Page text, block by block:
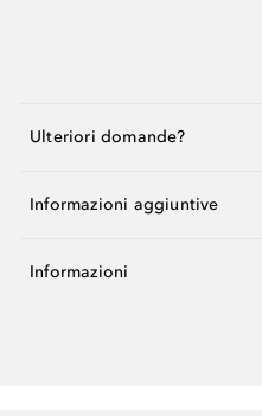
Ulteriori domande?
Informazioni aggiuntive
Informazioni